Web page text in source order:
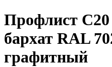
Профлист
бархат RAL
графитный